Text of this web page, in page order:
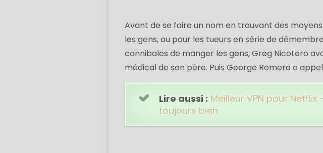
Avant de se faire un nom en trouvant des
les gens, ou pour les tueurs en série de
cannibales de manger les gens, Greg Nicotero
médical de son père. Puis George Romero a
Lire aussi : Meilleur VPN pour
toujours bien